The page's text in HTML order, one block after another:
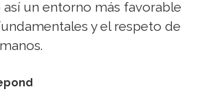
un entorno más favorable
y el respeto de